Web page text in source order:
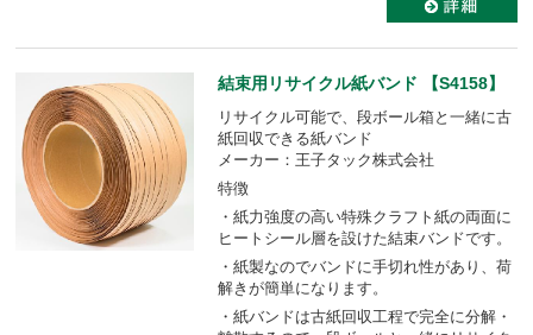
結束用リサイクル紙バンド 【S4158】
リサイクル可能で、段ボール箱と一緒に古
紙回収できる紙バンド
メーカー：王子タック株式会社
特徴
・紙力強度の高い特殊クラフト紙の両面に
ヒートシール層を設けた結束バンドです。
・紙製なのでバンドに手切れ性があり、荷
解きが簡単になります。
・紙バンドは古紙回収工程で完全に分解・